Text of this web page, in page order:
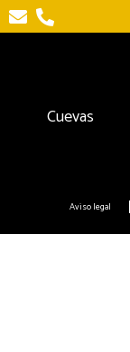
Cuevas
Aviso legal